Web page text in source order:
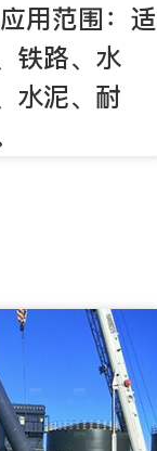
用范围：适
铁路、水
水泥、耐